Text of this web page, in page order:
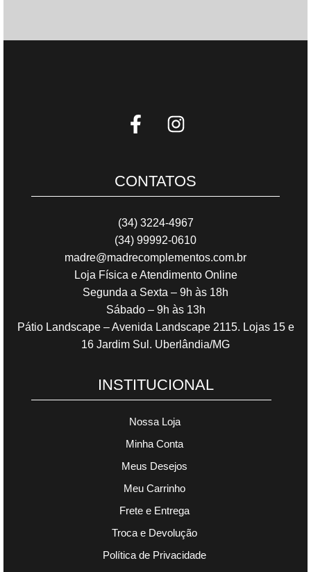
CONTATOS
(34) 3224-4967
(34) 99992-0610
madre@madrecomplementos.com.br
Loja Física e Atendimento Online
Segunda a Sexta – 9h às 18h
Sábado – 9h às 13h
Pátio Landscape – Avenida Landscape 2115. Lojas 15 e
16 Jardim Sul. Uberlândia/MG
INSTITUCIONAL
Nossa Loja
Minha Conta
Meus Desejos
Meu Carrinho
Frete e Entrega
Troca e Devolução
Política de Privacidade